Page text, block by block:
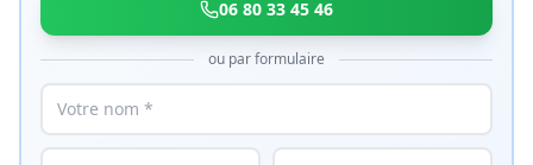
06 80 33 45 46
ou par formulaire